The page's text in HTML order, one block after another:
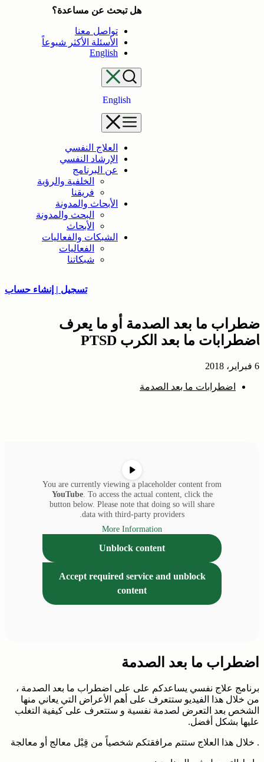
هل تبحث عن مساعدة؟
تواصل معنا
الأسئلة الأكثر شيوعاً
English
English
العلاج النفسي
الإرشاد النفسي
عن البرنامج
الخلفية والرؤية
فريقنا
الأبحاث والمدونة
البحث والمدونة
الأبحاث
الشبكات والفعاليات
الفعاليات
شبكاتنا
تسجيل | إنشاء حساب
اضطراب ما بعد الصدمة أو ما يعرف
باضطرابات ما بعد الكرب PTSD
6 فبراير، 2018
اضطرابات ما بعد الصدمة
You are currently viewing a placeholder content from
YouTube. To access the actual content, click the
button below. Please note that doing so will share
data with third-party providers.
More Information
Unblock content
Accept required service and unblock
content
اضطراب ما بعد الصدمة
برنامج علاج نفسي يساعدكم على على اضطراب ما بعد الصدمة ،
من خلال هذا الفيديو ستتعرف على أهم الأعراض التي يعاني منها
الشخص بعد التعرض لصدمة نفسية و ستتعرف على كيفية التغلب
عليها بشكل أفضل.
. خلال هذا العلاج ستتم مرافقتكم شخصياً من قِبْل معالج أو معالجة